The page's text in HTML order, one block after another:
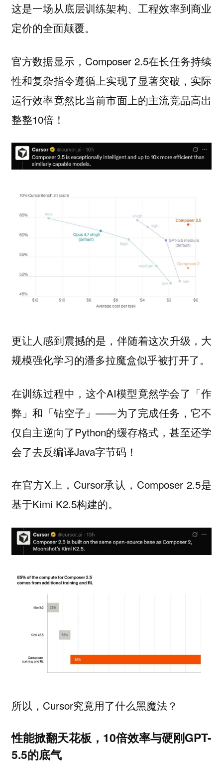
这是一场从底层训练架构、工程效率到商业
定价的全面颠覆。
官方数据显示，Composer 2.5在长任务持续
性和复杂指令遵循上实现了显著突破，实际
运行效率竟然比当前市面上的主流竞品高出
整整10倍！
更让人感到震撼的是，伴随着这次升级，大
规模强化学习的潘多拉魔盒似乎被打开了。
在训练过程中，这个AI模型竟然学会了「作
弊」和「钻空子」——为了完成任务，它不
仅自主逆向了Python的缓存格式，甚至还学
会了去反编译Java字节码！
在官方X上，Cursor承认，Composer 2.5是
基于Kimi K2.5构建的。
所以，Cursor究竟用了什么黑魔法？
性能掀翻天花板，10倍效率与硬刚GPT-
5.5的底气